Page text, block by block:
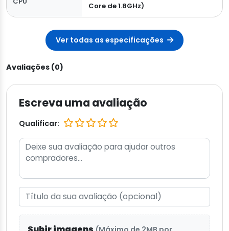
Core de 1.8GHz)
Ver todas as especificações
Avaliações (0)
Escreva uma avaliação
Qualificar: